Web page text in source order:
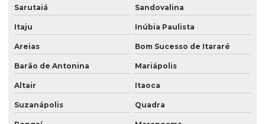
Sarutaiá Sandovalina
Itaju Inúbia Paulista
Areias Bom Sucesso de Itararé
Barão de Antonina Mariápolis
Altair Itaoca
Suzanápolis Quadra